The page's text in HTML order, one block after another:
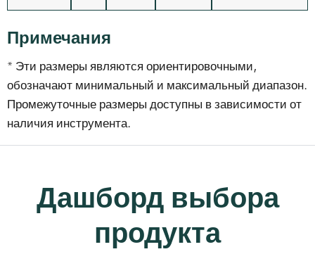
Примечания
* Эти размеры являются ориентировочными,
обозначают минимальный и максимальный диапазон.
Промежуточные размеры доступны в зависимости от
наличия инструмента.
Дашборд выбора
продукта